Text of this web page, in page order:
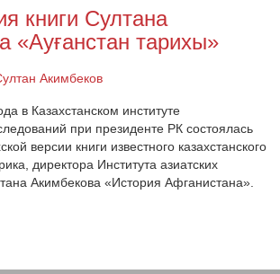
книги Султана
«Ауғанстан тарихы»
Акимбеков
в Казахстанском институте
при президенте РК состоялась
версии книги известного казахстанского
директора Института азиатских
Акимбекова «История Афганистана».